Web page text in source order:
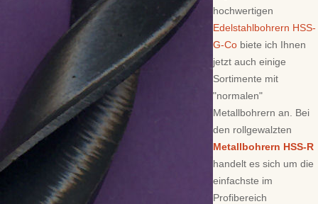
hochwertigen
Edelstahlbohrern HSS-
G-Co biete ich Ihnen
jetzt auch einige
Sortimente mit
"normalen"
Metallbohrern an. Bei
den rollgewalzten
Metallbohrern HSS-R
handelt es sich um die
einfachste im
Profibereich